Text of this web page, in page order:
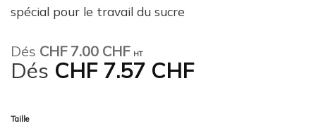
spécial pour le travail du sucre
Dés CHF7.00 CHF HT
Dés CHF7.57 CHF
Taille